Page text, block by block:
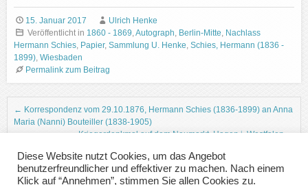
15. Januar 2017
Ulrich Henke
Veröffentlicht in 1860 - 1869,Autograph, Berlin-Mitte, Nachlass
Hermann Schies, Papier, Sammlung U. Henke, Schies, Hermann (1836 -
1899), Wiesbaden
Permalink zum Beitrag
Beitrags-Navigation
← Korrespondenz vom 29.10.1876, Hermann Schies (1836-1899) an Anna
Maria (Nanni) Bouteiller (1838-1905)
Kriegerdenkmal auf dem Neumarkt, Hagen i. Westfalen
Diese Website nutzt Cookies, um das Angebot
benutzerfreundlicher und effektiver zu machen. Nach einem
Klick auf “Annehmen”, stimmen Sie allen Cookies zu.